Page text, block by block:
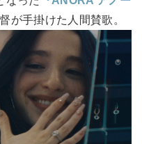
が手掛けた人間賛歌。